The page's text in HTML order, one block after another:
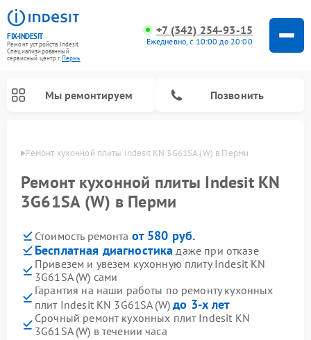
FIX-INDESIT
Ремонт устройств Indesit
Специализированный
cервисный центр г.Пермь
+7 (342) 254-93-15
Ежедневно, с 10:00 до 20:00
Мы ремонтируем Позвонить
Ремонт кухонной плиты Indesit KN 3G61SA (W) в Перми
Ремонт кухонной плиты Indesit KN
3G61SA (W) в Перми
Стоимость ремонта от 580 руб.
Бесплатная диагностика даже при отказе
Привезем и увезем кухонную плиту Indesit KN
3G61SA (W) сами
Гарантия на наши работы по ремонту кухонных
плит Indesit KN 3G61SA (W)до 3-х лет
Срочный ремонт кухонных плит Indesit KN
3G61SA (W) в течении часа